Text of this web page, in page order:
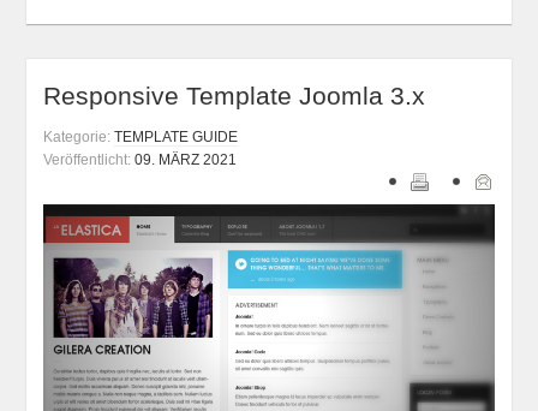
Responsive Template Joomla 3.x
Kategorie: TEMPLATE GUIDE
Veröffentlicht: 09. MÄRZ 2021